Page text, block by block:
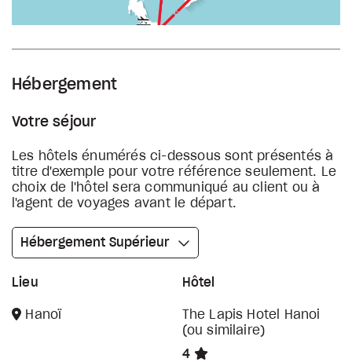
Hébergement
Votre séjour
Les hôtels énumérés ci-dessous sont présentés à
titre d'exemple pour votre référence seulement. Le
choix de l'hôtel sera communiqué au client ou à
l'agent de voyages avant le départ.
Hébergement Supérieur
Lieu Hôtel
Hanoï
The Lapis Hotel Hanoi
(ou similaire)
4